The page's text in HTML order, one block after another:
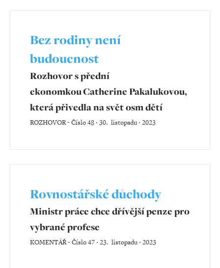
Bez rodiny není
budoucnost
Rozhovor s přední
ekonomkou Catherine Pakalukovou,
která přivedla na svět osm dětí
ROZHOVOR-Číslo 48 ‧ 30. listopadu ‧ 2023
Rovnostářské důchody
Ministr práce chce dřívější penze pro
vybrané profese
KOMENTÁŘ-Číslo 47 ‧ 23. listopadu ‧ 2023